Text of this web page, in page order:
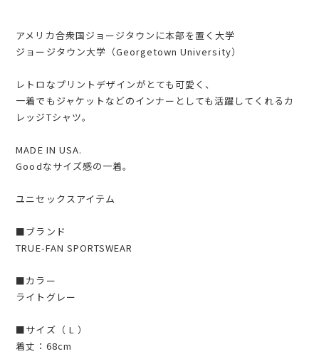
アメリカ合衆国ジョージタウンに本部を置く大学
ジョージタウン大学（Georgetown University）
レトロなプリントデザインがとても可愛く、
一着でもジャケットなどのインナーとしても活躍してくれるカ
レッジTシャツ。
MADE IN USA.
Goodなサイズ感の一着。
ユニセックスアイテム
■ブランド
TRUE-FAN SPORTSWEAR
■カラー
ライトグレー
■サイズ（ L ）
着丈：68cm